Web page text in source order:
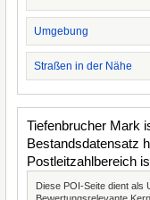
Umgebung
Straßen in der Nähe
Tiefenbrucher Mark
Bestandsdatensatz
Postleitzahlbereich
Diese POI-Seite dient als